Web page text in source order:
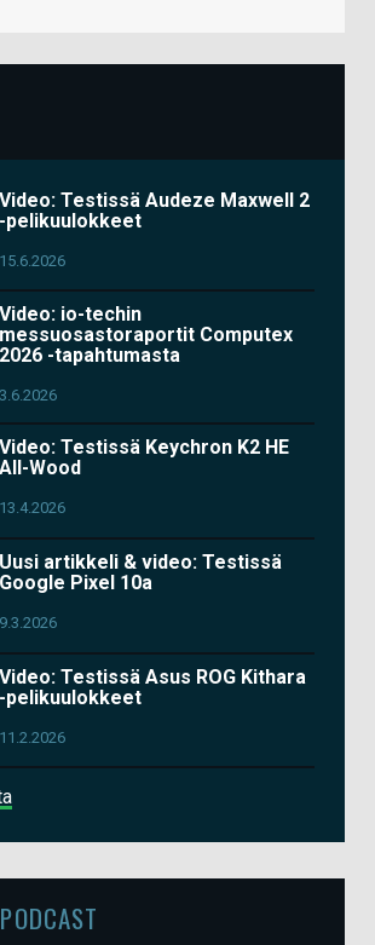
Video: Testissä Audeze Maxwell 2
-pelikuulokkeet
15.6.2026
Video: io-techin
messuosastoraportit Computex
2026 -tapahtumasta
3.6.2026
Video: Testissä Keychron K2 HE
All-Wood
13.4.2026
Uusi artikkeli & video: Testissä
Google Pixel 10a
9.3.2026
Video: Testissä Asus ROG Kithara
-pelikuulokkeet
11.2.2026